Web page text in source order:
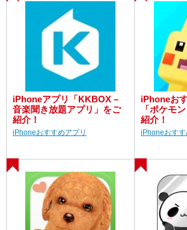
iPhoneアプリ「KKBOX –
音楽聞き放題アプリ」をご
紹介！
iPhoneおすすめアプリ
iPhoneお
「ポケモ
紹介！
iPhoneおすす